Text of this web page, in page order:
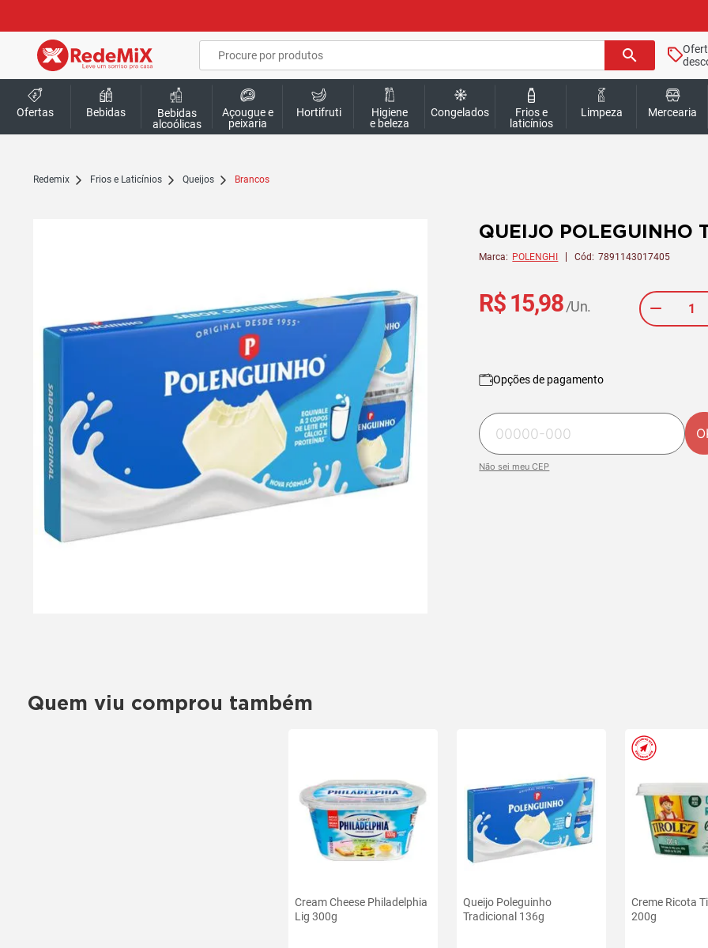
search
Ofertas Bebidas
Bebidas
alcoólicas
Açougue e
peixaria
Hortifruti
Higiene
e beleza
Congelados
Frios e
laticínios
Limpeza Mercearia
redemix Frios e Laticínios Queijos Brancos
QUEIJO POLEGUINHO
Marca: POLENGHI Cód: 7891143017405
R$ 15,98 /Un.
Opções de pagamento
Não sei meu CEP
Quem viu comprou também
Cream Cheese Philadelphia
Lig 300g
Queijo Poleguinho
Tradicional 136g
Ofertas
exclusivas
RedeMiX
Creme Ricota
200g